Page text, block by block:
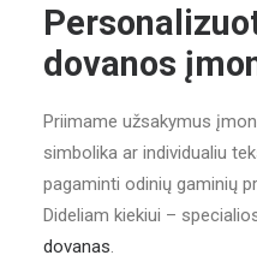
dovanos
Priimame užsakymus
simbolika ar individualiu
pagaminti odinių gaminių
Dideliam kiekiui –
dovanas.